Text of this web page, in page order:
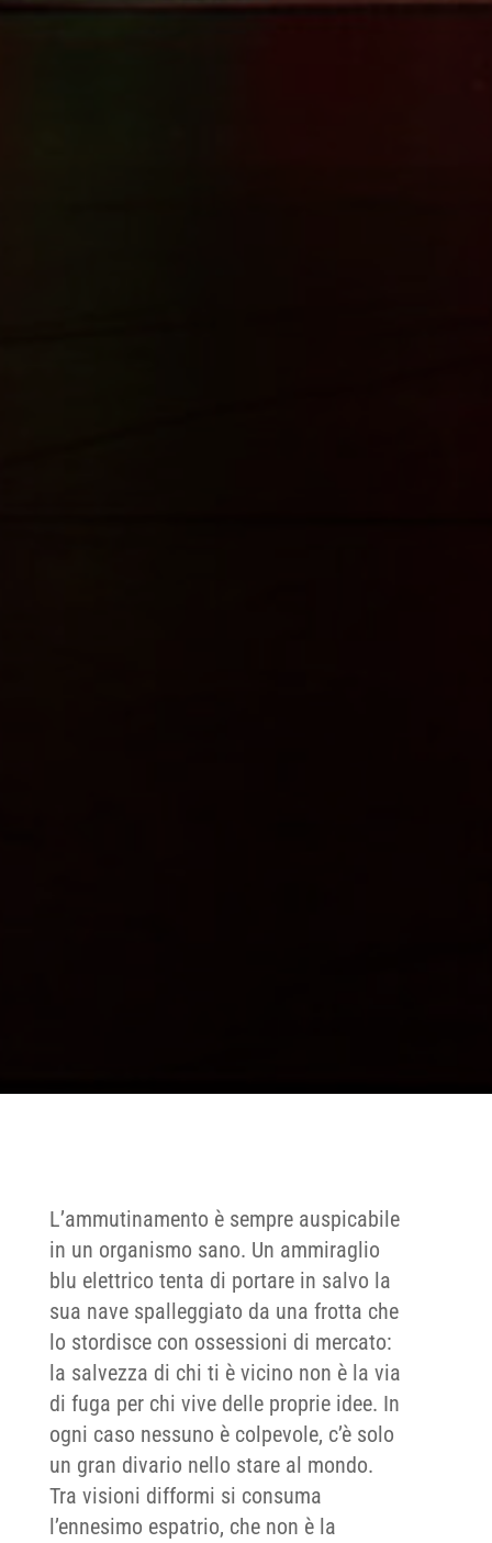
L’ammutinamento è sempre auspicabile
in un organismo sano. Un ammiraglio
blu elettrico tenta di portare in salvo la
sua nave spalleggiato da una frotta che
lo stordisce con ossessioni di mercato:
la salvezza di chi ti è vicino non è la via
di fuga per chi vive delle proprie idee. In
ogni caso nessuno è colpevole, c’è solo
un gran divario nello stare al mondo.
Tra visioni difformi si consuma
l’ennesimo espatrio, che non è la